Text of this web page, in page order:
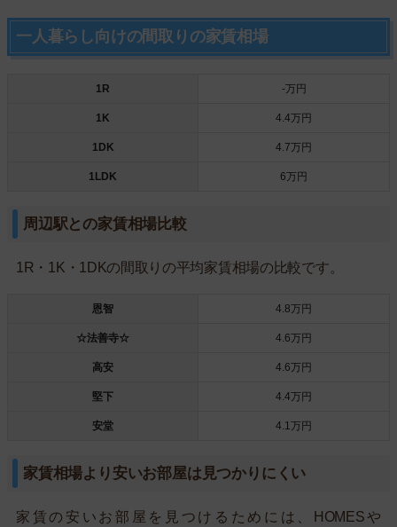
一人暮らし向けの間取りの家賃相場
1R -万円
1K 4.4万円
1DK 4.7万円
1LDK 6万円
周辺駅との家賃相場比較
1R・1K・1DKの間取りの平均家賃相場の比較です。
恩智 4.8万円
☆法善寺☆ 4.6万円
高安 4.6万円
堅下 4.4万円
安堂 4.1万円
家賃相場より安いお部屋は見つかりにくい
家賃の安いお部屋を見つけるためには、HOMESや